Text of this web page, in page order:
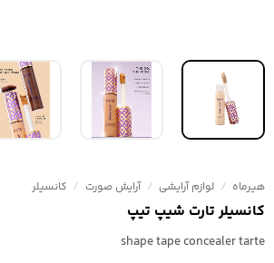
هیرماه / لوازم آرایشی / آرایش صورت / کانسیلر
کانسیلر تارت شیپ تیپ
shape tape concealer tarte